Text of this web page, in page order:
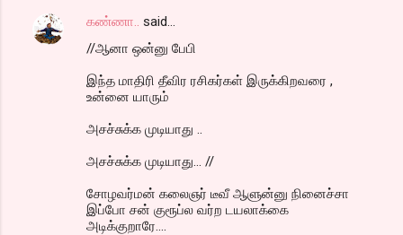
கண்ணா..
said…
//ஆனா ஒன்னு பேபி
இந்த மாதிரி தீவிர ரசிகர்கள் இருக்கிறவரை ,
உன்னை யாரும்
அசச்சுக்க முடியாது ..
அசச்சுக்க முடியாது... //
சோழவர்மன் கலைஞர் டீவீ ஆளுன்னு நினைச்சா
இப்போ சன் குரூப்ல வர்ற டயலாக்கை
அடிக்குறாரே....